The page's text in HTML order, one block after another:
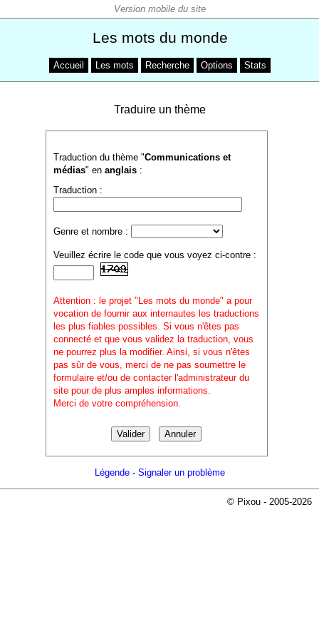
Les mots du monde
Accueil Les mots Recherche Options Stats
Traduire un thème
Traduction du thème "Communications et
médias" en anglais:
Traduction :
Genre et nombre :
Veuillez écrire le code que vous voyez ci-contre :
Attention : le projet "Les mots du monde" a pour
vocation de fournir aux internautes les traductions
les plus fiables possibles. Si vous n'êtes pas
connecté et que vous validez la traduction, vous
ne pourrez plus la modifier. Ainsi, si vous n'êtes
pas sûr de vous, merci de ne pas soumettre le
formulaire et/ou de contacter l'administrateur du
site pour de plus amples informations.
Merci de votre compréhension.
Légende- Signaler un problème
© Pixou - 2005-2026